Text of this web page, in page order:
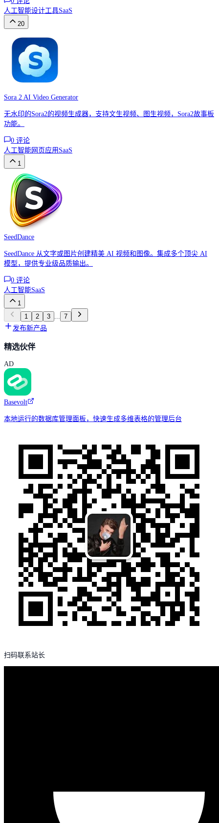
人工智能设计工具SaaS
20
Sora 2 AI Video Generator
无水印的Sora2的视频生成器，支持文生视频、图生视频，Sora2故事板
功能。
0 评论
人工智能网页应用 SaaS
1
SeedDance
SeedDance 从文字或图片创建精美 AI 视频和图像。集成多个顶尖 AI
模型，提供专业级品质输出。
0 评论
人工智能SaaS
1
1
2 3 ... 7
发布新产品
精选伙伴
AD
Basevolt
本地运行的数据库管理面板，快速生成多维表格的管理后台
扫码联系站长